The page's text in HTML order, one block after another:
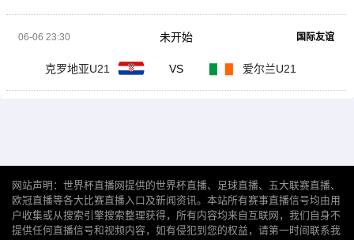
06-06 23:30 国际友谊
克罗地亚U21 VS 爱尔兰U21
未开始
网站声明：世界杯直播网提供的世界杯直播、足球直播、五大联赛直播、
欧冠直播等各大比赛直播入口及新闻资讯。本站所有赛事直播信号均由用
户收集或从搜索引擎搜索整理获得，所有内容均来自互联网，我们自身不
提供任何直播信号和视频内容，如有侵犯到您的权益，请第一时间联系我